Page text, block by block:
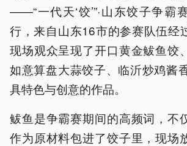
——“一代天‘饺’”·山东饺子争霸
行，来自山东16市的参赛队伍经
现场观众呈现了开口黄金鲅鱼饺
如意算盘大蒜饺子、临沂炒鸡酱
具特色与创意的作品。
鲅鱼是争霸赛期间的高频词，不
作为原材料包进了饺子里，现场